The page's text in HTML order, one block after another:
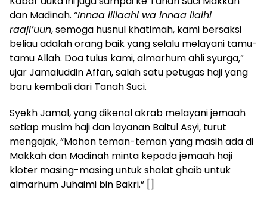
dan Madinah. “Innaa lillaahi wa innaa ilaihi
raaji’uun, semoga husnul khatimah, kami bersaksi
beliau adalah orang baik yang selalu melayani tamu-
tamu Allah. Doa tulus kami, almarhum ahli syurga,”
ujar Jamaluddin Affan, salah satu petugas haji yang
baru kembali dari Tanah Suci.
Syekh Jamal, yang dikenal akrab melayani jemaah
setiap musim haji dan layanan Baitul Asyi, turut
mengajak, “Mohon teman-teman yang masih ada di
Makkah dan Madinah minta kepada jemaah haji
kloter masing-masing untuk shalat ghaib untuk
almarhum Juhaimi bin Bakri.” []